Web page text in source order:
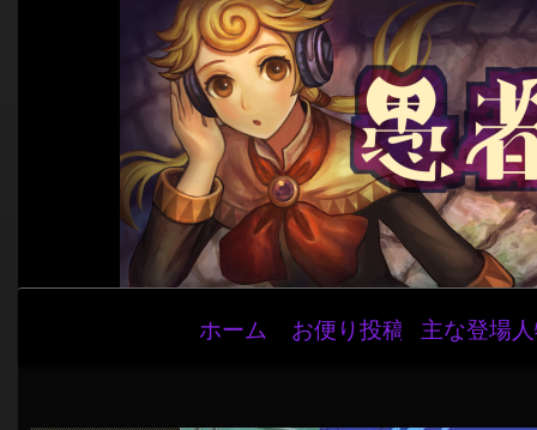
ホーム お便り投稿 主な登場